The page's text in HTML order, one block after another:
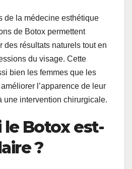
de la médecine esthétique
de Botox permettent
des résultats naturels tout en
du visage. Cette
bien les femmes que les
l’apparence de leur
une intervention chirurgicale.
le Botox est-
?